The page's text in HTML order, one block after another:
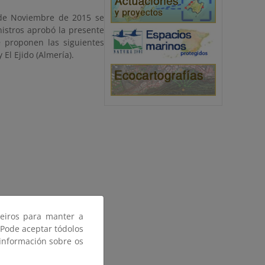
Noviembre de 2015 se
aprobó la presente
las siguientes
Ejido (Almería).
para manter a
aceptar tódolos
sobre os